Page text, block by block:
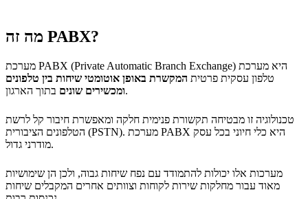
מה זה PABX?
מערכת PABX (Private Automatic Branch Exchange) היא מערכת
טלפון עסקית פרטית המקשרת באופן אוטומטי שיחות בין טלפונים
ומכשירים שוניםבתוך הארגון.
טכנולוגיה זו מבטיחה תקשורת פנימית חלקה ומאפשרת חיבור קל לרשת
הטלפונים הציבורית (PSTN). מערכת PABX היא כלי חיוני בכל עסק
מודרני גדול.
מערכות אלו יכולות להתמודד עם נפח שיחות גבוה, ולכן הן שימושיות
מאוד עבור מחלקות שירות לקוחות וצוותים אחרים המקבלים שיחות